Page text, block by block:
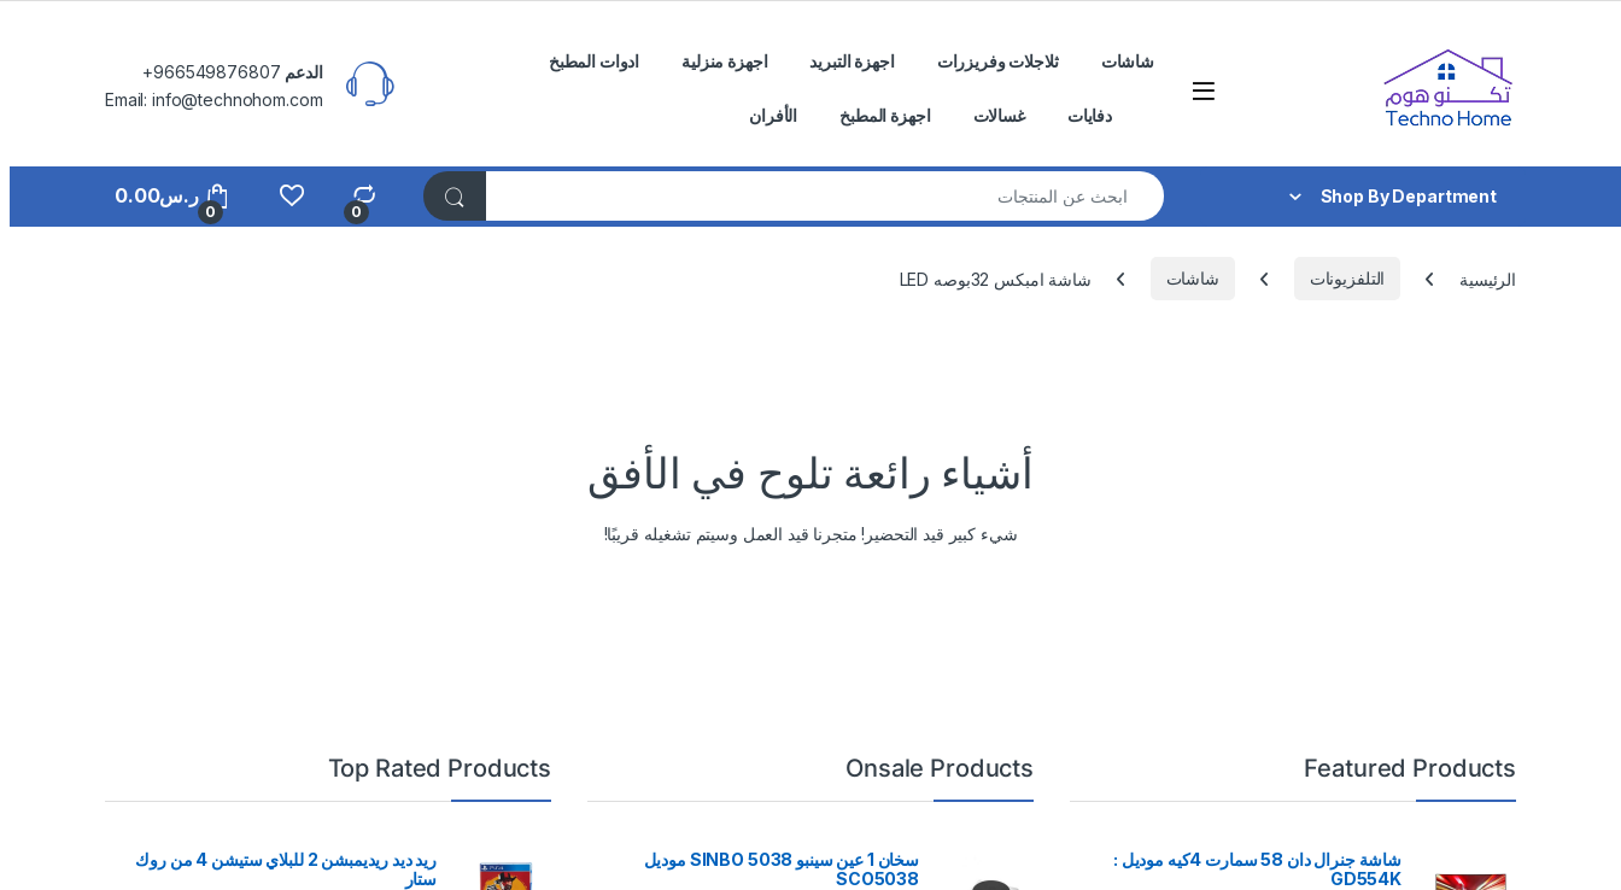
شاشات ثلاجلات وفريزرات اجهزة التبريد اجهزة منزلية ادوات المطبخ
دفايات غسالات اجهزة المطبخ الأفران
الدعم
Email: info@technohom.com
Shop By Department
Search for:
0
0
ر.س0.00
الرئيسية التلفزيونات شاشات شاشة امبكس 32بوصه LED
أشياء رائعة تلوح في الأفق
شيء كبير قيد التحضير! متجرنا قيد العمل وسيتم تشغيله قريبًا!
Featured Products
شاشة جنرال دان 58 سمارت 4كيه موديل :
GD554K
Onsale Products
سخان 1 عين سينبو 5038 SINBO موديل
SCO5038
Top Rated Products
ريد ديد ريديمبشن 2 للبلاي ستيشن 4 من روك
ستار